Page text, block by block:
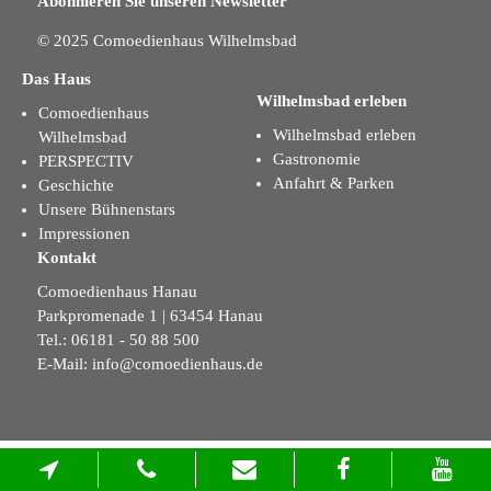
© 2025 Comoedienhaus Wilhelmsbad
Das Haus
Comoedienhaus
Wilhelmsbad
PERSPECTIV
Geschichte
Unsere Bühnenstars
Impressionen
Wilhelmsbad erleben
Wilhelmsbad erleben
Gastronomie
Anfahrt & Parken
Kontakt
Comoedienhaus Hanau
Parkpromenade 1 | 63454 Hanau
Tel.: 06181 - 50 88 500
E-Mail: info@comoedienhaus.de